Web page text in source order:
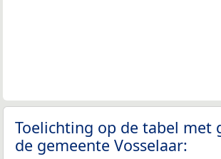
Toelichting op de tabel met
de gemeente Vosselaar: